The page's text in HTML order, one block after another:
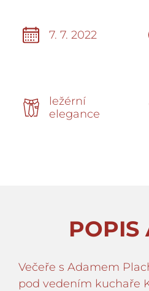
7. 7. 2022
ležérní
elegance
POPIS
Večeře s Adamem
pod vedením kuchaře